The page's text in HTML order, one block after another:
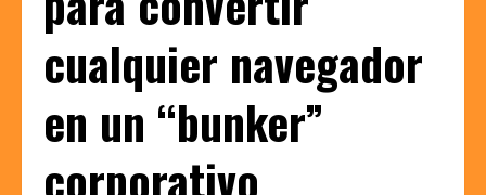
cualquier navegador
en un “bunker”
corporativo